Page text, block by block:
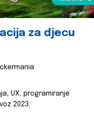
za djecu
UX, programiranje
2023.